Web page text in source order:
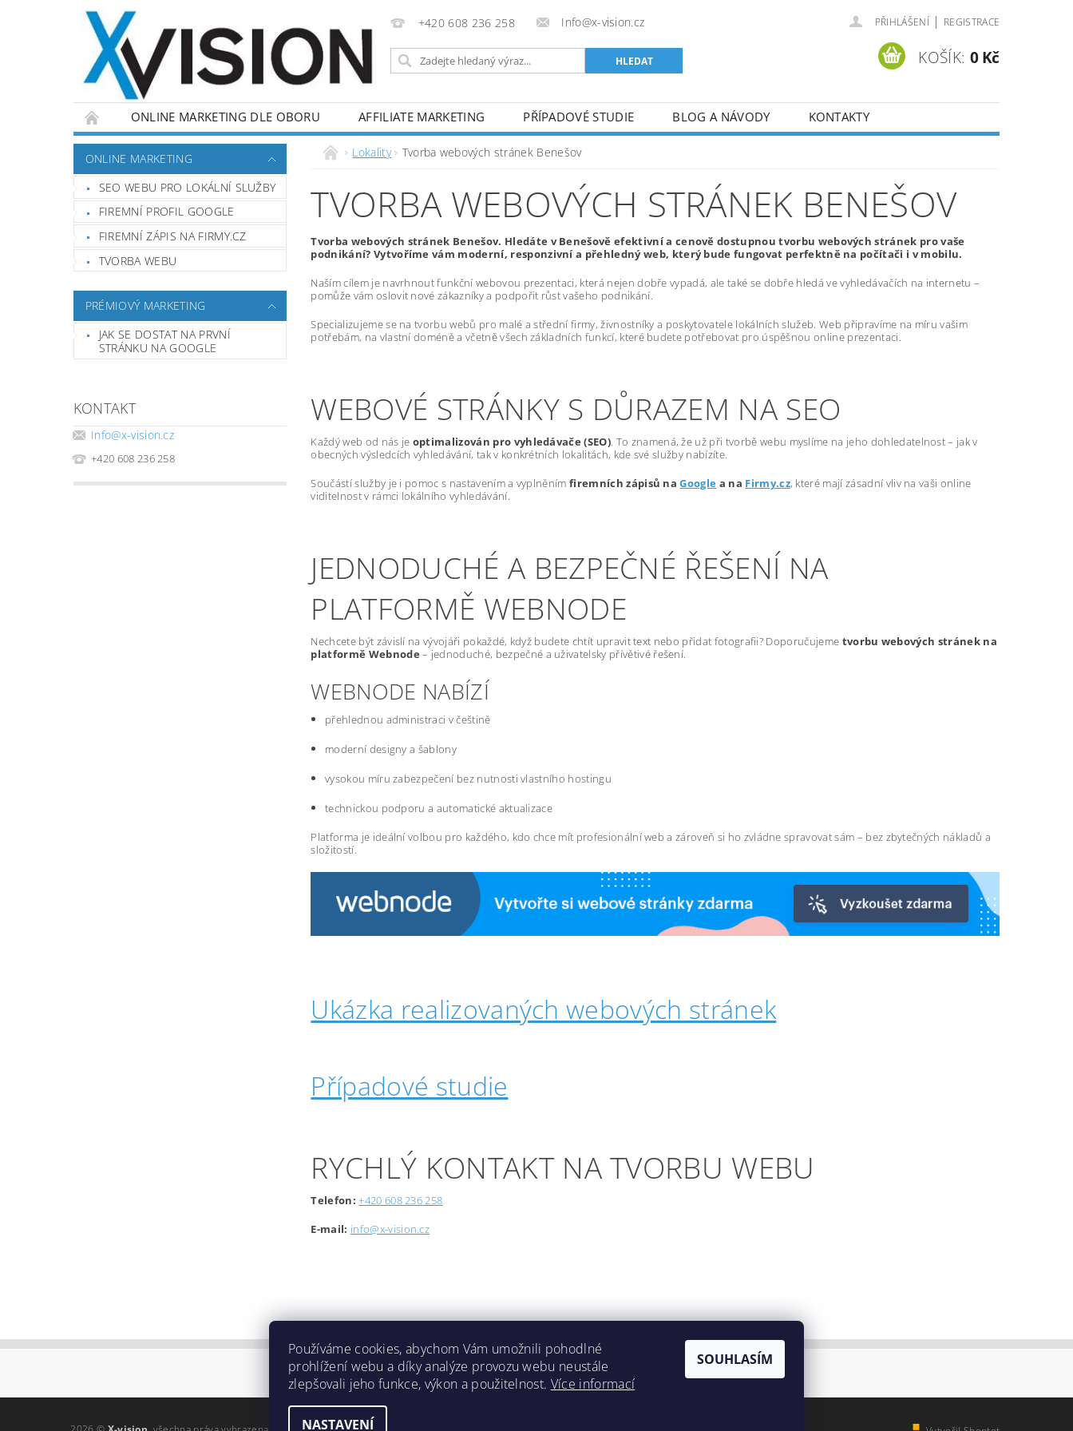
+420 608 236 258 Info@x-vision.cz PŘIHLÁŠENÍ | REGISTRACE
KOŠÍK: 0 Kč
ONLINE MARKETING DLE OBORU AFFILIATE MARKETING PŘÍPADOVÉ STUDIE BLOG A NÁVODY KONTAKTY
ONLINE MARKETING
SEO WEBU PRO LOKÁLNÍ SLUŽBY
FIREMNÍ PROFIL GOOGLE
FIREMNÍ ZÁPIS NA FIRMY.CZ
TVORBA WEBU
PRÉMIOVÝ MARKETING
JAK SE DOSTAT NA PRVNÍ
STRÁNKU NA GOOGLE
KONTAKT
Info@x-vision.cz
+420 608 236 258
Lokality Tvorba webových stránek Benešov
TVORBA WEBOVÝCH STRÁNEK BENEŠOV
Tvorba webových stránek Benešov. Hledáte v Benešově efektivní a cenově dostupnou tvorbu webových stránek pro vaše
podnikání? Vytvoříme vám moderní, responzivní a přehledný web, který bude fungovat perfektně na počítači i v mobilu.
Naším cílem je navrhnout funkční webovou prezentaci, která nejen dobře vypadá, ale také se dobře hledá ve vyhledávačích na internetu –
pomůže vám oslovit nové zákazníky a podpořit růst vašeho podnikání.
Specializujeme se na tvorbu webů pro malé a střední firmy, živnostníky a poskytovatele lokálních služeb. Web připravíme na míru vašim
potřebám, na vlastní doméně a včetně všech základních funkcí, které budete potřebovat pro úspěšnou online prezentaci.
WEBOVÉ STRÁNKY S DŮRAZEM NA SEO
Každý web od nás je optimalizován pro vyhledávače (SEO). To znamená, že už při tvorbě webu myslíme na jeho dohledatelnost – jak v
obecných výsledcích vyhledávání, tak v konkrétních lokalitách, kde své služby nabízíte.
Součástí služby je i pomoc s nastavením a vyplněnímfiremních zápisů naGoogle a na Firmy.cz, které mají zásadní vliv na vaši online
viditelnost v rámci lokálního vyhledávání.
JEDNODUCHÉ A BEZPEČNÉ ŘEŠENÍ NA
PLATFORMĚ WEBNODE
Nechcete být závislí na vývojáři pokaždé, když budete chtít upravit text nebo přidat fotografii? Doporučujeme tvorbu webových stránek na
platformě Webnode – jednoduché, bezpečné a uživatelsky přívětivé řešení.
WEBNODE NABÍZÍ
přehlednou administraci v češtině
moderní designy a šablony
vysokou míru zabezpečení bez nutnosti vlastního hostingu
technickou podporu a automatické aktualizace
Platforma je ideální volbou pro každého, kdo chce mít profesionální web a zároveň si ho zvládne spravovat sám – bez zbytečných nákladů a
složitostí.
Ukázka realizovaných webových stránek
Případové studie
RYCHLÝ KONTAKT NA TVORBU WEBU
Telefon: +420 608 236 258
E-mail: info@x-vision.cz
Lokality
Používáme cookies, abychom Vám umožnili pohodlné
prohlížení webu a díky analýze provozu webu neustále
zlepšovali jeho funkce, výkon a použitelnost. Více informací
NASTAVENÍ
SOUHLASÍM